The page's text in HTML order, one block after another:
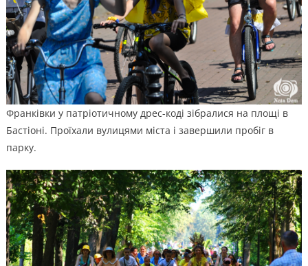
Франківки у патріотичному дрес-коді зібралися на площі в
Бастіоні. Проїхали вулицями міста і завершили пробіг в
парку.